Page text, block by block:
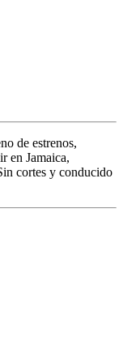
de estrenos,
en Jamaica,
cortes y conducido